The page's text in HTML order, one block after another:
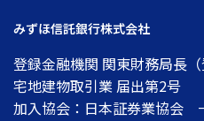
みずほ信託銀行株式会社
登録金融機関 関東財務局長
宅地建物取引業 届出第2号
加入協会：日本証券業協会